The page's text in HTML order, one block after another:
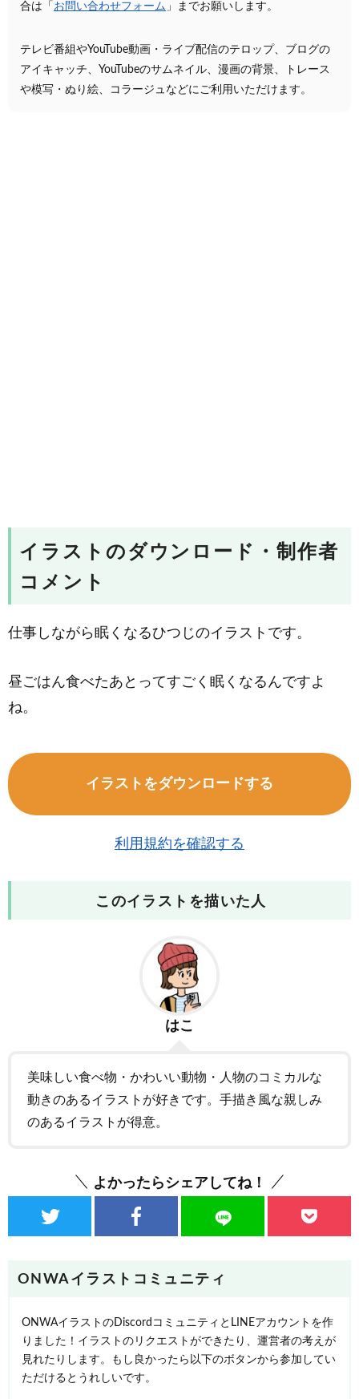
合は「 お問い合わせフォーム 」までお願いします。
テレビ番組やYouTube動画・ライブ配信のテロップ、ブログの
アイキャッチ、YouTubeのサムネイル、漫画の背景、トレース
や模写・ぬり絵、コラージュなどにご利用いただけます。
イラストのダウンロード・制作者
コメント
仕事しながら眠くなるひつじのイラストです。
昼ごはん食べたあとってすごく眠くなるんですよ
ね。
イラストをダウンロードする
利用規約を確認する
このイラストを描いた人
はこ
美味しい食べ物・かわいい動物・人物のコミカルな
動きのあるイラストが好きです。手描き風な親しみ
のあるイラストが得意。
よかったらシェアしてね！
ONWAイラストコミュニティ
ONWAイラストのDiscordコミュニティとLINEアカウントを作
りました！イラストのリクエストができたり、運営者の考えが
見れたりします。もし良かったら以下のボタンから参加してい
ただけるとうれしいです。